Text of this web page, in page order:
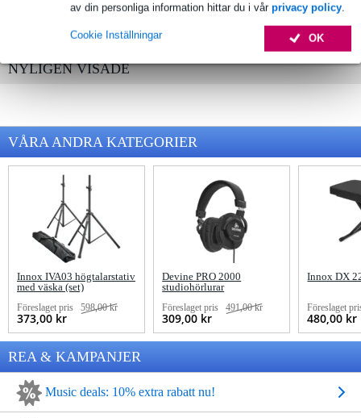
av din personliga information hittar du i vår privacy policy.
OK
Cookie Inställningar
Multimedia & Electronics
NYLIGEN VISADE
VÅRA ANDRA KATEGORIER
Innox IVA03 högtalarstativ
med väska (set)
Föreslaget pris 598,00 kr
373,00 kr
Devine PRO 2000
studiohörlurar
Föreslaget pris 491,00 kr
309,00 kr
Innox DX
Föreslaget
480,00 kr
REA & KAMPANJER
Music deals: 10% extra rabatt nu!